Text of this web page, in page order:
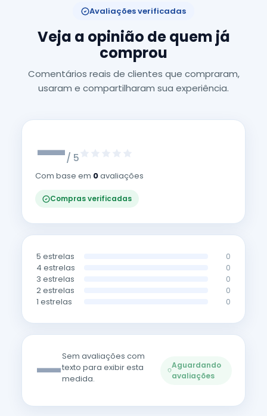
Avaliações verificadas
Veja a opinião de quem já
comprou
Comentários reais de clientes que compraram,
usaram e compartilharam sua experiência.
—/ 5
Com base em 0avaliações
Compras verificadas
5 estrelas 0
4 estrelas 0
3 estrelas 0
2 estrelas 0
1 estrelas 0
—Sem avaliações com
texto para exibir esta
medida.
Aguardando
avaliações